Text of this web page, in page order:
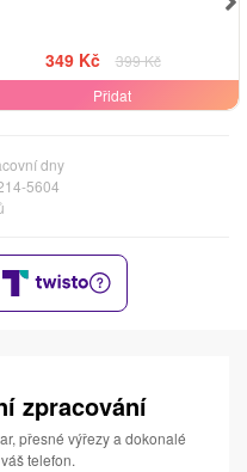
349 Kč
399 Kč
Přidat
dny
5604
zpracování
přesné výřezy a dokonalé
telefon.